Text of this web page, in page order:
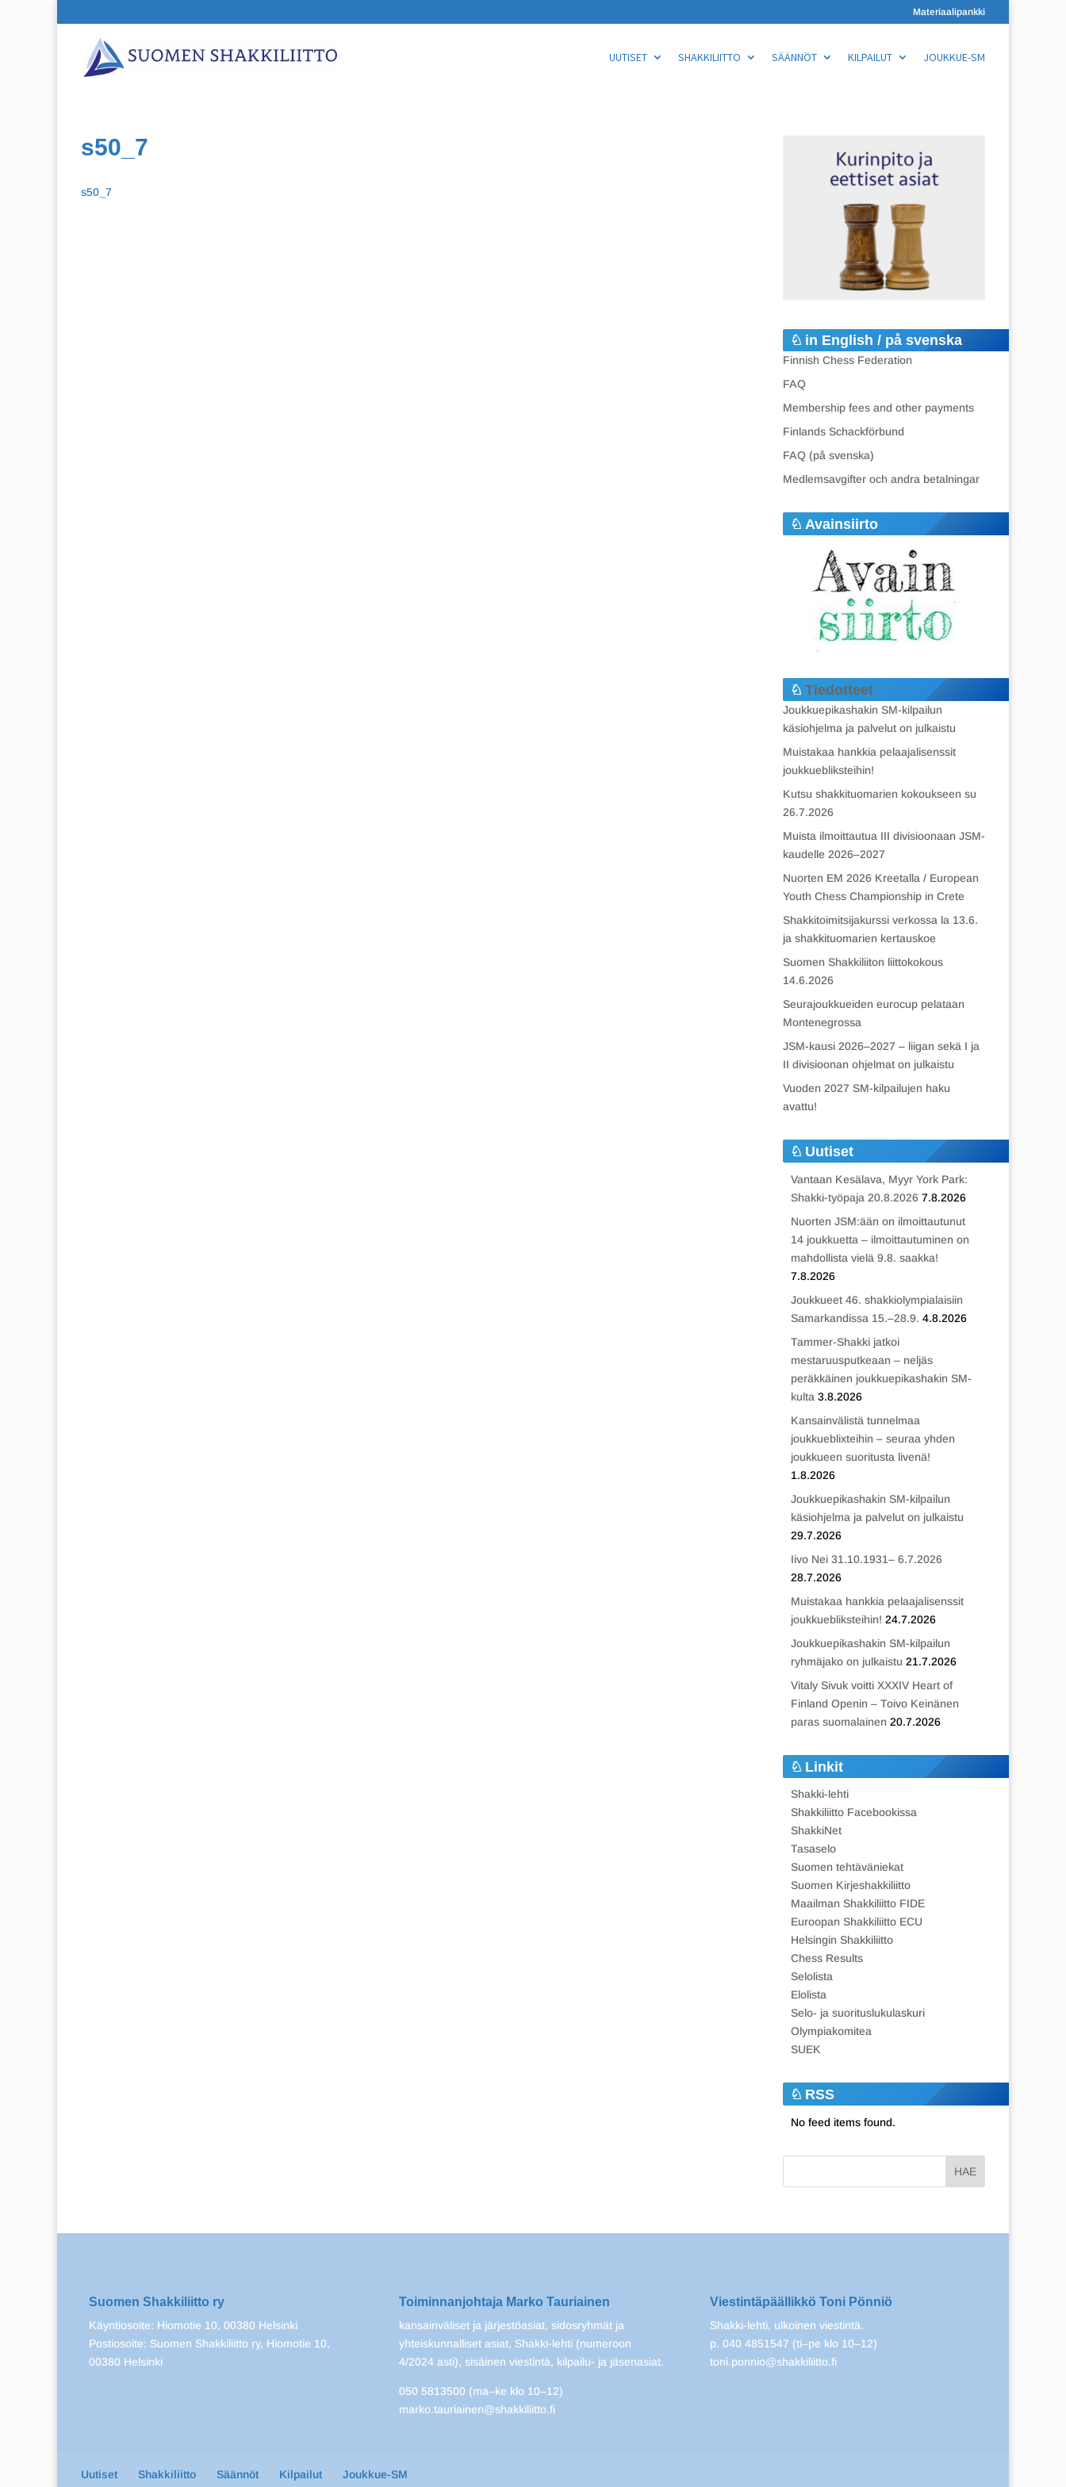
Materiaalipankki
UUTISET SHAKKILIITTO SÄÄNNÖT KILPAILUT JOUKKUE-SM
s50_7
s50_7
in English / på svenska
Finnish Chess Federation
FAQ
Membership fees and other payments
Finlands Schackförbund
FAQ (på svenska)
Medlemsavgifter och andra betalningar
Avainsiirto
Tiedotteet
Joukkuepikashakin SM-kilpailun
käsiohjelma ja palvelut on julkaistu
Muistakaa hankkia pelaajalisenssit
joukkuebliksteihin!
Kutsu shakkituomarien kokoukseen su
26.7.2026
Muista ilmoittautua III divisioonaan JSM-
kaudelle 2026–2027
Nuorten EM 2026 Kreetalla / European
Youth Chess Championship in Crete
Shakkitoimitsijakurssi verkossa la 13.6.
ja shakkituomarien kertauskoe
Suomen Shakkiliiton liittokokous
14.6.2026
Seurajoukkueiden eurocup pelataan
Montenegrossa
JSM-kausi 2026–2027 – liigan sekä I ja
II divisioonan ohjelmat on julkaistu
Vuoden 2027 SM-kilpailujen haku
avattu!
Uutiset
Vantaan Kesälava, Myyr York Park:
Shakki-työpaja 20.8.2026 7.8.2026
Nuorten JSM:ään on ilmoittautunut
14 joukkuetta – ilmoittautuminen on
mahdollista vielä 9.8. saakka!
7.8.2026
Joukkueet 46. shakkiolympialaisiin
Samarkandissa 15.–28.9. 4.8.2026
Tammer-Shakki jatkoi
mestaruusputkeaan – neljäs
peräkkäinen joukkuepikashakin SM-
kulta 3.8.2026
Kansainvälistä tunnelmaa
joukkueblixteihin – seuraa yhden
joukkueen suoritusta livenä!
1.8.2026
Joukkuepikashakin SM-kilpailun
käsiohjelma ja palvelut on julkaistu
29.7.2026
Iivo Nei 31.10.1931– 6.7.2026
28.7.2026
Muistakaa hankkia pelaajalisenssit
joukkuebliksteihin! 24.7.2026
Joukkuepikashakin SM-kilpailun
ryhmäjako on julkaistu 21.7.2026
Vitaly Sivuk voitti XXXIV Heart of
Finland Openin – Toivo Keinänen
paras suomalainen 20.7.2026
Linkit
Shakki-lehti
Shakkiliitto Facebookissa
ShakkiNet
Tasaselo
Suomen tehtäväniekat
Suomen Kirjeshakkiliitto
Maailman Shakkiliitto FIDE
Euroopan Shakkiliitto ECU
Helsingin Shakkiliitto
Chess Results
Selolista
Elolista
Selo- ja suorituslukulaskuri
Olympiakomitea
SUEK
RSS
No feed items found.
Suomen Shakkiliitto ry
Käyntiosoite: Hiomotie 10, 00380 Helsinki
Postiosoite: Suomen Shakkiliitto ry, Hiomotie 10,
00380 Helsinki
Toiminnanjohtaja Marko Tauriainen
kansainväliset ja järjestöasiat, sidosryhmät ja
yhteiskunnalliset asiat, Shakki-lehti (numeroon
4/2024 asti), sisäinen viestintä, kilpailu- ja jäsenasiat.
050 5813500 (ma–ke klo 10–12)
marko.tauriainen@shakkiliitto.fi
Viestintäpäällikkö Toni Pönniö
Shakki-lehti, ulkoinen viestintä.
p. 040 4851547 (ti–pe klo 10–12)
toni.ponnio@shakkiliitto.fi
Uutiset Shakkiliitto Säännöt Kilpailut Joukkue-SM